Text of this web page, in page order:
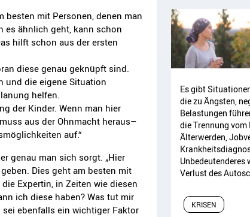
besten mit Personen, denen man
es ähnlich geht, kann schon
hilft schon aus der ersten
diese genau geknüpft sind.
und die eigene Situation
helfen.
der Kinder. Wenn man hier
aus der Ohnmacht heraus–
auf.“
genau man sich sorgt. „Hier
Dies geht am besten mit
Expertin, in Zeiten wie diesen
ich diese haben? Was tut mir
sei ebenfalls ein wichtiger Faktor
Es gibt
die zu Ängsten,
Belastungen
die Trennung
Älterwerden,
Unbedeutenderes
Verlust des
KRISEN